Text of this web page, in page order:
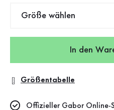
Größe wählen
In den
Größentabelle
Offizieller Gabor Online-